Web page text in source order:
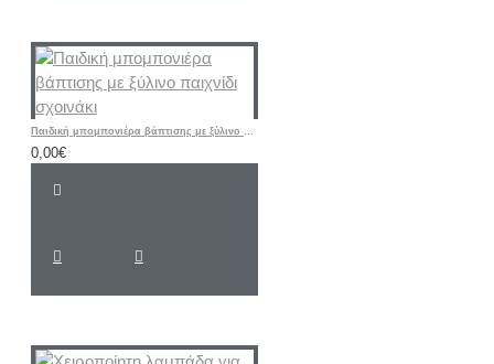
Παιδική μπομπονιέρα βάπτισης με ξύλινο παιχνίδι σχοινάκι
0,00€